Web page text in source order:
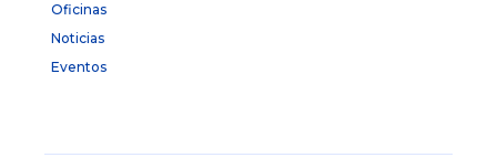
Oficinas
Noticias
Eventos